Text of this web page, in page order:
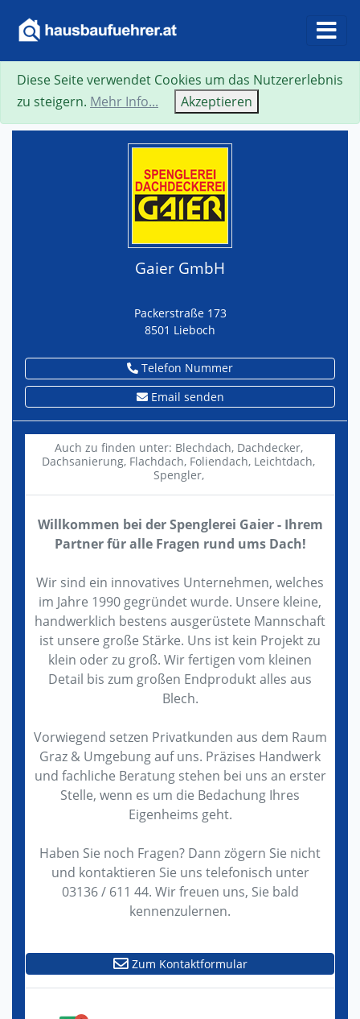
Suche Neue Suche Zurück
Gaier GmbH
Packerstraße 173
8501 Lieboch
Telefon Nummer
Email senden
Auch zu finden unter: Blechdach, Dachdecker,
Dachsanierung, Flachdach, Foliendach, Leichtdach,
Spengler,
Willkommen bei der Spenglerei Gaier - Ihrem
Partner für alle Fragen rund ums Dach!
Wir sind ein innovatives Unternehmen, welches
im Jahre 1990 gegründet wurde. Unsere kleine,
handwerklich bestens ausgerüstete Mannschaft
ist unsere große Stärke. Uns ist kein Projekt zu
klein oder zu groß. Wir fertigen vom kleinen
Detail bis zum großen Endprodukt alles aus
Blech.
Vorwiegend setzen Privatkunden aus dem Raum
Graz & Umgebung auf uns. Präzises Handwerk
und fachliche Beratung stehen bei uns an erster
Stelle, wenn es um die Bedachung Ihres
Eigenheims geht.
Haben Sie noch Fragen? Dann zögern Sie nicht
und kontaktieren Sie uns telefonisch unter
03136 / 611 44. Wir freuen uns, Sie bald
kennenzulernen.
Zum Kontaktformular
Diese Seite verwendet Cookies um das Nutzererlebnis
zu steigern. Mehr Info... Akzeptieren